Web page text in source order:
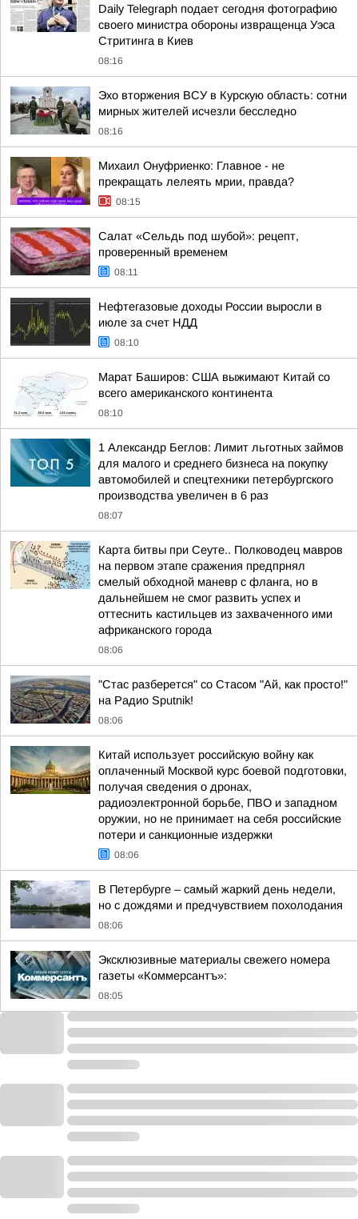
Daily Telegraph подает сегодня фотографию
своего министра обороны извращенца Уэса
Стритинга в Киев
08:16
Эхо вторжения ВСУ в Курскую область: сотни
мирных жителей исчезли бесследно
08:16
Михаил Онуфриенко: Главное - не
прекращать лелеять мрии, правда?
08:15
Салат «Сельдь под шубой»: рецепт,
проверенный временем
08:11
Нефтегазовые доходы России выросли в
июле за счет НДД
08:10
Марат Баширов: США выжимают Китай со
всего американского континента
08:10
1 Александр Беглов: Лимит льготных займов
для малого и среднего бизнеса на покупку
автомобилей и спецтехники петербургского
производства увеличен в 6 раз
08:07
Карта битвы при Сеуте.. Полководец мавров
на первом этапе сражения предпрнял
смелый обходной маневр с фланга, но в
дальнейшем не смог развить успех и
оттеснить кастильцев из захваченного ими
африканского города
08:06
"Стас разберется" со Стасом "Ай, как просто!"
на Радио Sputnik!
08:06
Китай использует российскую войну как
оплаченный Москвой курс боевой подготовки,
получая сведения о дронах,
радиоэлектронной борьбе, ПВО и западном
оружии, но не принимает на себя российские
потери и санкционные издержки
08:06
В Петербурге – самый жаркий день недели,
но с дождями и предчувствием похолодания
08:06
Эксклюзивные материалы свежего номера
газеты «Коммерсантъ»:
08:05